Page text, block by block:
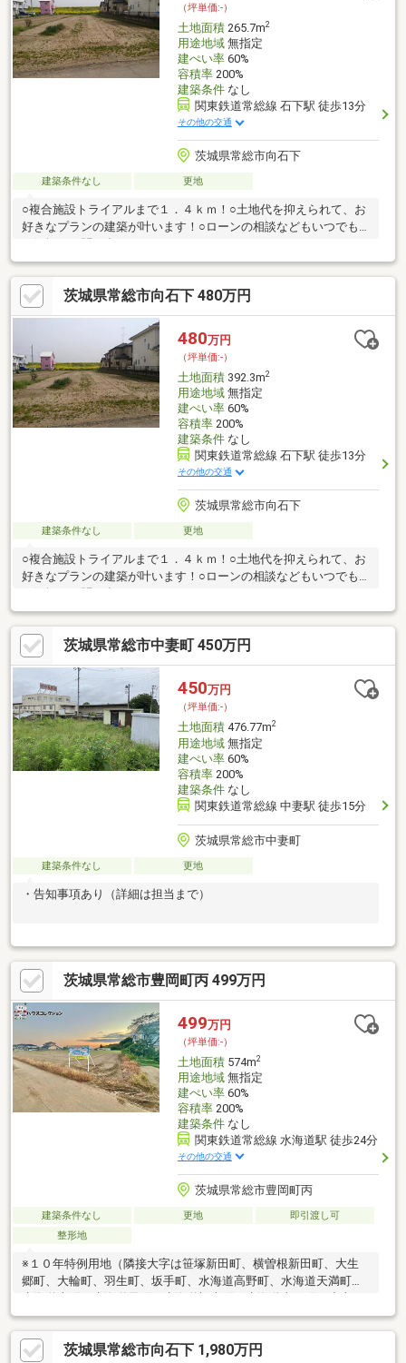
（坪単価:-）
土地面積265.7m2
用途地域無指定
建ぺい率60%
容積率200%
建築条件なし
関東鉄道常総線 石下駅 徒歩13分
その他の交通
茨城県常総市向石下
建築条件なし 更地
○複合施設トライアルまで１．４ｋｍ！○土地代を抑えられて、お
好きなプランの建築が叶います！○ローンの相談などもいつでも
茨城県常総市向石下 480万円
480万円
（坪単価:-）
土地面積392.3m2
用途地域無指定
建ぺい率60%
容積率200%
建築条件なし
関東鉄道常総線 石下駅 徒歩13分
その他の交通
茨城県常総市向石下
建築条件なし 更地
○複合施設トライアルまで１．４ｋｍ！○土地代を抑えられて、お
好きなプランの建築が叶います！○ローンの相談などもいつでも
茨城県常総市中妻町 450万円
450万円
（坪単価:-）
土地面積476.77m2
用途地域無指定
建ぺい率60%
容積率200%
建築条件なし
関東鉄道常総線 中妻駅 徒歩15分
茨城県常総市中妻町
建築条件なし 更地
・告知事項あり（詳細は担当まで）
茨城県常総市豊岡町丙 499万円
499万円
（坪単価:-）
土地面積574m2
用途地域無指定
建ぺい率60%
容積率200%
建築条件なし
関東鉄道常総線 水海道駅 徒歩24分
その他の交通
茨城県常総市豊岡町丙
建築条件なし 更地
即引渡し可
整形地
※１０年特例用地（隣接大字は笹塚新田町、横曽根新田町、大生
郷町、大輪町、羽生町、坂手町、水海道高野町、水海道天満町、
町）となります。お気軽にお電話下さい♪フリーコール０１２０-
２８-１０７３下記のご相談にも柔軟に対応できます。(1)住宅ロー
ンが他社では断られた。（年齢、年収、勤続年数などが理由で）
茨城県常総市向石下 1,980万円